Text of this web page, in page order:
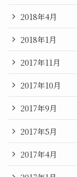
2018年4月
2018年1月
2017年11月
2017年10月
2017年9月
2017年5月
2017年4月